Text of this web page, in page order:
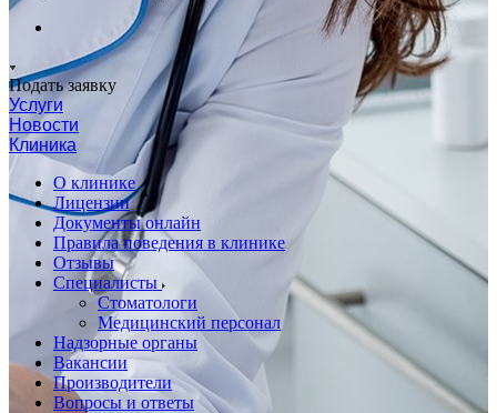
Подать заявку
Услуги
Новости
Клиника
О клинике
Лицензии
Документы онлайн
Правила поведения в клинике
Отзывы
Специалисты
Стоматологи
Медицинский персонал
Надзорные органы
Вакансии
Производители
Вопросы и ответы